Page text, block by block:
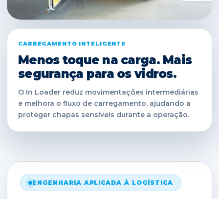
CARREGAMENTO INTELIGENTE
Menos toque na carga. Mais
segurança para os vidros.
O In Loader reduz movimentações intermediárias
e melhora o fluxo de carregamento, ajudando a
proteger chapas sensíveis durante a operação.
ENGENHARIA APLICADA À LOGÍSTICA